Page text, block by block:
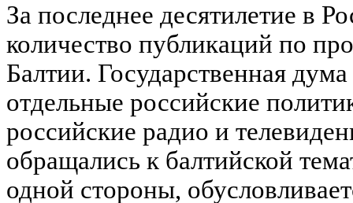
За последнее десятилетие в
количество публикаций по
Балтии. Государственная
отдельные российские
российские радио и
обращались к балтийской
одной стороны,